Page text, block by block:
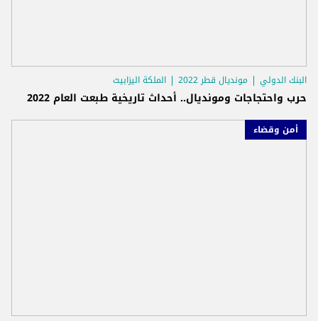
البنك الدولي مونديال قطر 2022 الملكة اليزابيث
حرب واحتجاجات ومونديال.. أحداث تاريخية طبعت العام 2022
أمن وقضاء